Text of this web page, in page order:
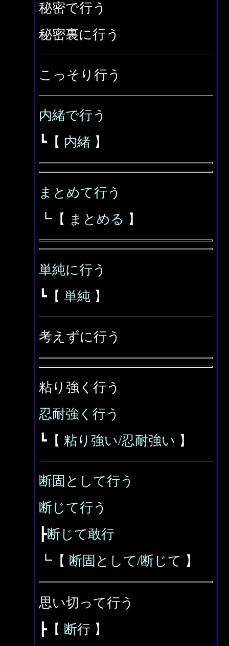
秘密で行う
秘密裏に行う
こっそり行う
内緒で行う
┗【 内緒 】
まとめて行う
┗【 まとめる 】
単純に行う
┗【 単純 】
考えずに行う
粘り強く行う
忍耐強く行う
┗【 粘り強い/忍耐強い 】
断固として行う
断じて行う
┣断じて敢行
┗【 断固として/断じて 】
思い切って行う
┣【 断行 】